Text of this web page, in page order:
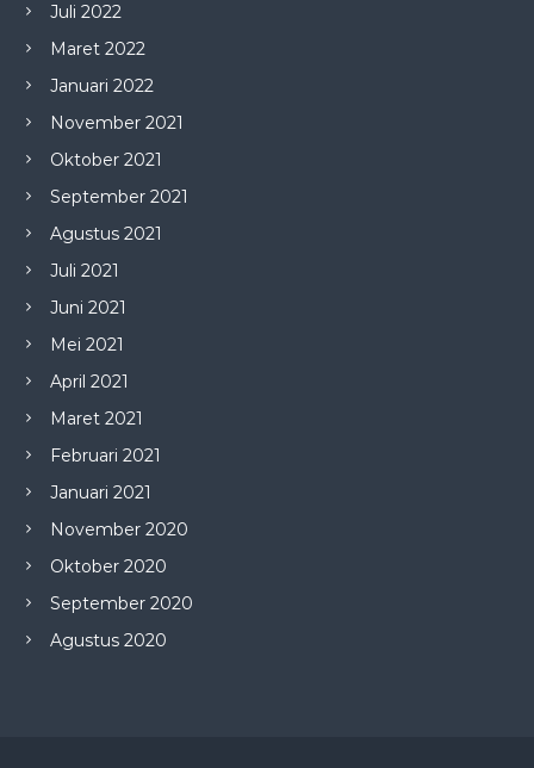
Juli 2022
Maret 2022
Januari 2022
November 2021
Oktober 2021
September 2021
Agustus 2021
Juli 2021
Juni 2021
Mei 2021
April 2021
Maret 2021
Februari 2021
Januari 2021
November 2020
Oktober 2020
September 2020
Agustus 2020